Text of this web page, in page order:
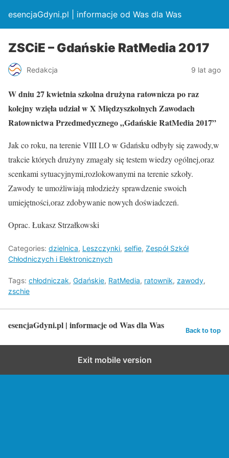
esencjaGdyni.pl | informacje od Was dla Was
ZSCiE – Gdańskie RatMedia 2017
Redakcja 9 lat ago
W dniu 27 kwietnia szkolna drużyna ratownicza po raz
kolejny wzięła udział w X Międzyszkolnych Zawodach
Ratownictwa Przedmedycznego „Gdańskie RatMedia 2017”
Jak co roku, na terenie VIII LO w Gdańsku odbyły się zawody,w
trakcie których drużyny zmagały się testem wiedzy ogólnej,oraz
scenkami sytuacyjnymi,rozlokowanymi na terenie szkoły.
Zawody te umożliwiają młodzieży sprawdzenie swoich
umiejętności,oraz zdobywanie nowych doświadczeń.
Oprac. Łukasz Strzałkowski
Categories: dzielnica, Leszczynki, selfie, Zespół Szkół
Chłodniczych i Elektronicznych
Tags: chłodniczak, Gdańskie, RatMedia, ratownik, zawody,
zschie
esencjaGdyni.pl | informacje od Was dla Was Back to top
Exit mobile version